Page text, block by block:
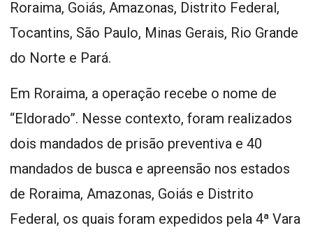
Roraima, Goiás, Amazonas, Distrito Federal,
Tocantins, São Paulo, Minas Gerais, Rio Grande
do Norte e Pará.
Em Roraima, a operação recebe o nome de
“Eldorado”. Nesse contexto, foram realizados
dois mandados de prisão preventiva e 40
mandados de busca e apreensão nos estados
de Roraima, Amazonas, Goiás e Distrito
Federal, os quais foram expedidos pela 4ª Vara